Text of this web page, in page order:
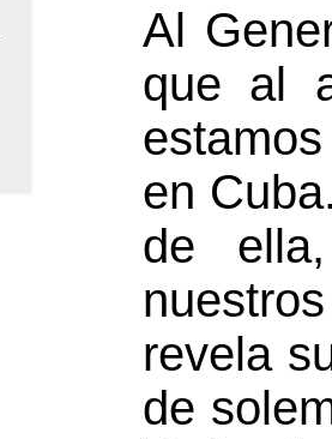
Al
que al
en
de
revela
de